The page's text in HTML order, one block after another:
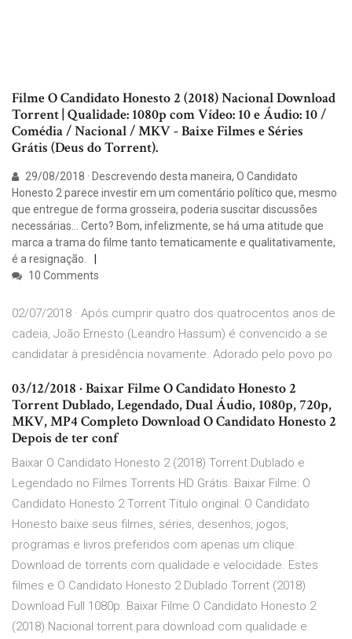
Filme O Candidato Honesto 2 (2018) Nacional Download
Torrent | Qualidade: 1080p com Vídeo: 10 e Áudio: 10 /
Comédia / Nacional / MKV - Baixe Filmes e Séries
Grátis (Deus do Torrent).
29/08/2018 · Descrevendo desta maneira, O Candidato
Honesto 2 parece investir em um comentário político que, mesmo
que entregue de forma grosseira, poderia suscitar discussões
necessárias… Certo? Bom, infelizmente, se há uma atitude que
marca a trama do filme tanto tematicamente e qualitativamente,
é a resignação.
10 Comments
02/07/2018 · Após cumprir quatro dos quatrocentos anos de
cadeia, João Ernesto (Leandro Hassum) é convencido a se
candidatar à presidência novamente. Adorado pelo povo po
03/12/2018 · Baixar Filme O Candidato Honesto 2
Torrent Dublado, Legendado, Dual Áudio, 1080p, 720p,
MKV, MP4 Completo Download O Candidato Honesto 2
Depois de ter conf
Baixar O Candidato Honesto 2 (2018) Torrent Dublado e
Legendado no Filmes Torrents HD Grátis. Baixar Filme: O
Candidato Honesto 2 Torrent Título original: O Candidato
Honesto baixe seus filmes, séries, desenhos, jogos,
programas e livros preferidos com apenas um clique.
Download de torrents com qualidade e velocidade. Estes
filmes e O Candidato Honesto 2 Dublado Torrent (2018)
Download Full 1080p. Baixar Filme O Candidato Honesto 2
(2018) Nacional torrent para download com qualidade e